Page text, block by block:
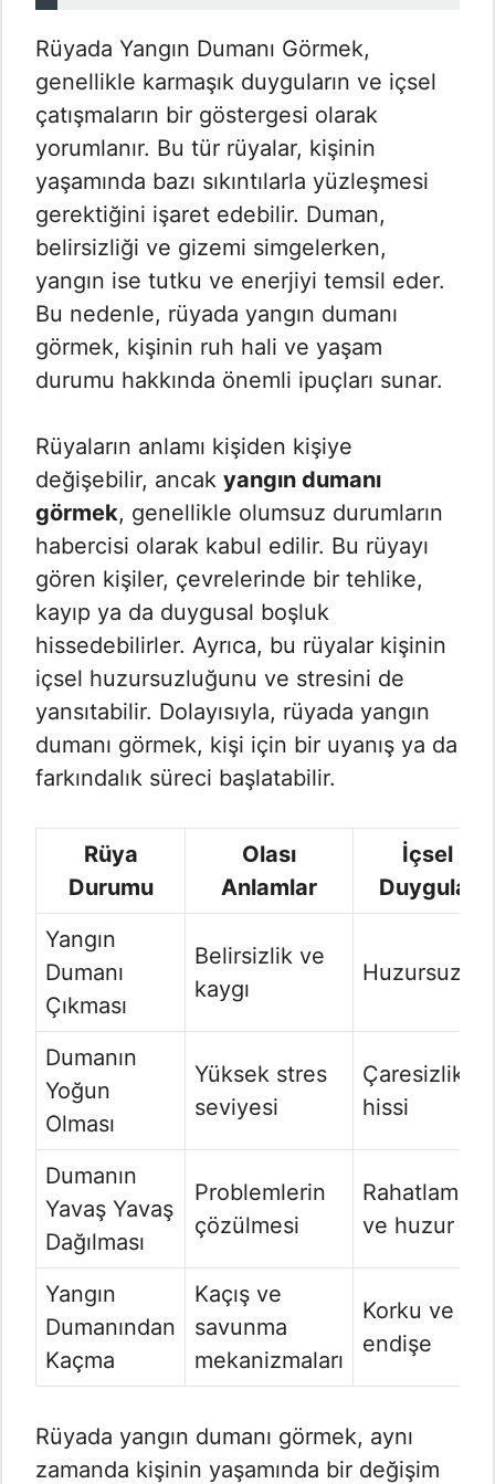
Rüyada Yangın Dumanı Görmek​,
genellikle karmaşık duyguların ve içsel
çatışmaların bir göstergesi olarak
yorumlanır. Bu tür rüyalar, kişinin
yaşamında bazı sıkıntılarla yüzleşmesi
gerektiğini işaret edebilir. Duman,
belirsizliği ve gizemi simgelerken,
yangın ise tutku ve enerjiyi temsil eder.
Bu nedenle, rüyada yangın dumanı
görmek, kişinin ruh hali ve yaşam
durumu hakkında önemli ipuçları sunar.
Rüyaların anlamı kişiden kişiye
değişebilir, ancak yangın dumanı
görmek, genellikle olumsuz durumların
habercisi olarak kabul edilir. Bu rüyayı
gören kişiler, çevrelerinde bir tehlike,
kayıp ya da duygusal boşluk
hissedebilirler. Ayrıca, bu rüyalar kişinin
içsel huzursuzluğunu ve stresini de
yansıtabilir. Dolayısıyla, rüyada yangın
dumanı görmek, kişi için bir uyanış ya da
farkındalık süreci başlatabilir.
Rüya
Durumu
Olası
Anlamlar
İçsel
Duygular
Yangın
Dumanı
Çıkması
Belirsizlik ve
kaygı
Huzursuzluk
Dumanın
Yoğun
Olması
Yüksek stres
seviyesi
Çaresizlik
hissi
Dumanın
Yavaş Yavaş
Dağılması
Problemlerin
çözülmesi
Rahatlama
ve huzur
Yangın
Dumanından
Kaçma
Kaçış ve
savunma
mekanizmaları
Korku ve
endişe
Rüyada yangın dumanı görmek, aynı
zamanda kişinin yaşamında bir değişim